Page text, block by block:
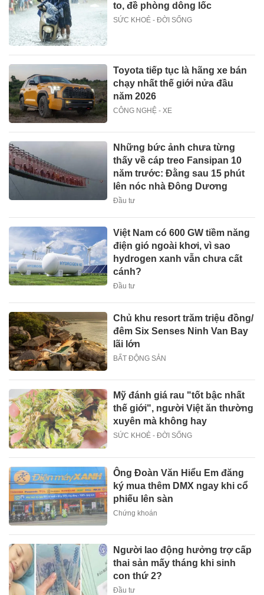
to, đề phòng dông lốc
SỨC KHOẺ - ĐỜI SỐNG
Toyota tiếp tục là hãng xe bán
chạy nhất thế giới nửa đầu
năm 2026
CÔNG NGHỆ - XE
Những bức ảnh chưa từng
thấy về cáp treo Fansipan 10
năm trước: Đằng sau 15 phút
lên nóc nhà Đông Dương
Đầu tư
Việt Nam có 600 GW tiềm năng
điện gió ngoài khơi, vì sao
hydrogen xanh vẫn chưa cất
cánh?
Đầu tư
Chủ khu resort trăm triệu đồng/
đêm Six Senses Ninh Van Bay
lãi lớn
BẤT ĐỘNG SẢN
Mỹ đánh giá rau "tốt bậc nhất
thế giới", người Việt ăn thường
xuyên mà không hay
SỨC KHOẺ - ĐỜI SỐNG
Ông Đoàn Văn Hiểu Em đăng
ký mua thêm DMX ngay khi cổ
phiếu lên sàn
Chứng khoán
Người lao động hưởng trợ cấp
thai sản mấy tháng khi sinh
con thứ 2?
Đầu tư